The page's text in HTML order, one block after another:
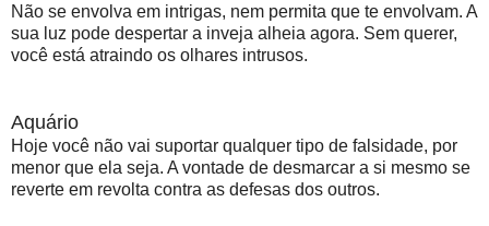
Não se envolva em intrigas, nem permita que te envolvam. A
sua luz pode despertar a inveja alheia agora. Sem querer,
você está atraindo os olhares intrusos.
Aquário
Hoje você não vai suportar qualquer tipo de falsidade, por
menor que ela seja. A vontade de desmarcar a si mesmo se
reverte em revolta contra as defesas dos outros.